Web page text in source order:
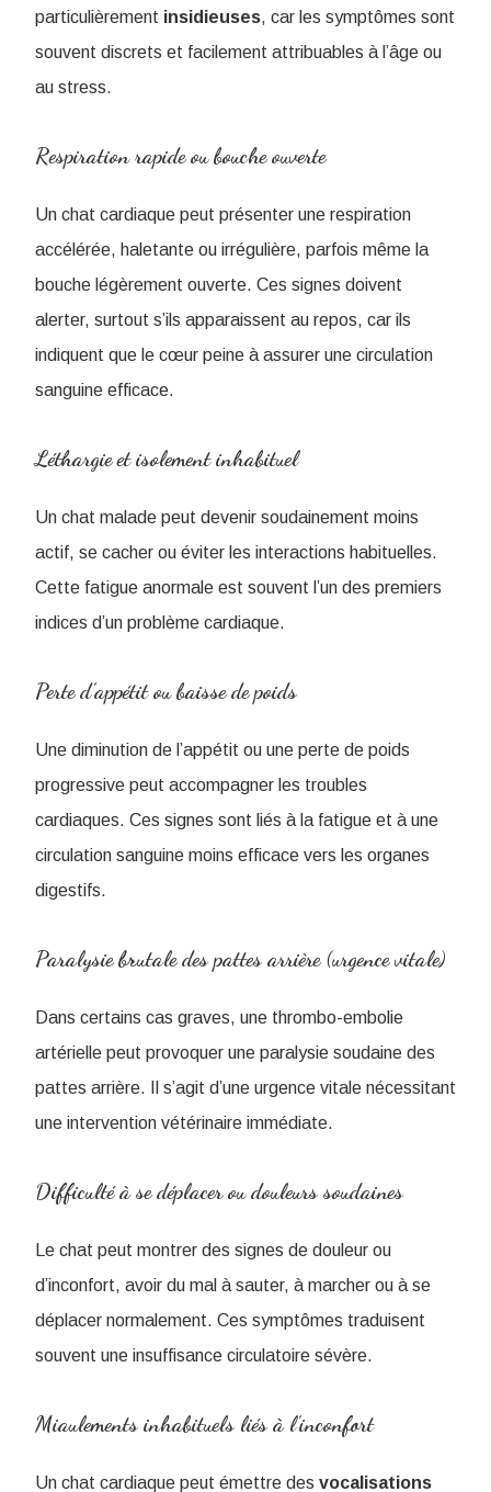
particulièrement insidieuses, car les symptômes sont
souvent discrets et facilement attribuables à l’âge ou
au stress.
Respiration rapide ou bouche ouverte
Un chat cardiaque peut présenter une respiration
accélérée, haletante ou irrégulière, parfois même la
bouche légèrement ouverte. Ces signes doivent
alerter, surtout s’ils apparaissent au repos, car ils
indiquent que le cœur peine à assurer une circulation
sanguine efficace.
Léthargie et isolement inhabituel
Un chat malade peut devenir soudainement moins
actif, se cacher ou éviter les interactions habituelles.
Cette fatigue anormale est souvent l’un des premiers
indices d’un problème cardiaque.
Perte d’appétit ou baisse de poids
Une diminution de l’appétit ou une perte de poids
progressive peut accompagner les troubles
cardiaques. Ces signes sont liés à la fatigue et à une
circulation sanguine moins efficace vers les organes
digestifs.
Paralysie brutale des pattes arrière (urgence vitale)
Dans certains cas graves, une thrombo-embolie
artérielle peut provoquer une paralysie soudaine des
pattes arrière. Il s’agit d’une urgence vitale nécessitant
une intervention vétérinaire immédiate.
Difficulté à se déplacer ou douleurs soudaines
Le chat peut montrer des signes de douleur ou
d’inconfort, avoir du mal à sauter, à marcher ou à se
déplacer normalement. Ces symptômes traduisent
souvent une insuffisance circulatoire sévère.
Miaulements inhabituels liés à l’inconfort
Un chat cardiaque peut émettre des vocalisations